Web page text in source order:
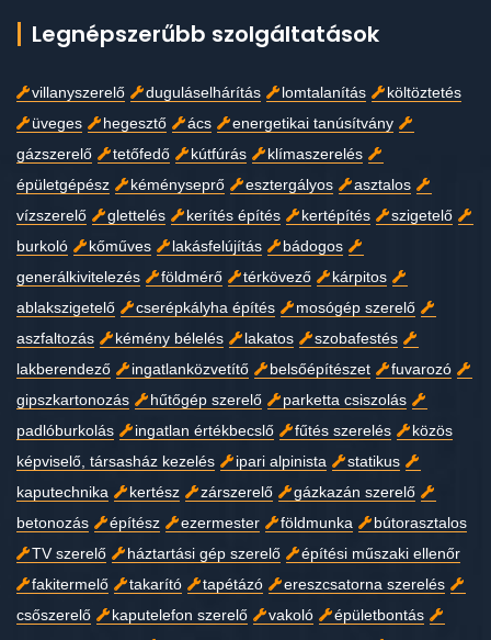
Legnépszerűbb szolgáltatások
villanyszerelő duguláselhárítás lomtalanítás
költöztetés
üveges
hegesztő ács
energetikai tanúsítvány
gázszerelő
tetőfedő kútfúrás
klímaszerelés
épületgépész
kéményseprő esztergályos
asztalos
vízszerelő
glettelés kerítés építés kertépítés
szigetelő
burkoló
kőműves lakásfelújítás
bádogos
generálkivitelezés
földmérő térkövező
kárpitos
ablakszigetelő
cserépkályha építés
mosógép szerelő
aszfaltozás
kémény bélelés lakatos
szobafestés
lakberendező
ingatlanközvetítő belsőépítészet
fuvarozó
gipszkartonozás
hűtőgép szerelő
parketta csiszolás
padlóburkolás
ingatlan értékbecslő fűtés szerelés
közös
képviselő, társasház kezelés
ipari alpinista
statikus
kaputechnika
kertész zárszerelő
gázkazán szerelő
betonozás
építész ezermester földmunka
bútorasztalos
TV szerelő
háztartási gép szerelő
építési műszaki ellenőr
fakitermelő
takarító tapétázó
ereszcsatorna szerelés
csőszerelő
kaputelefon szerelő vakoló
épületbontás